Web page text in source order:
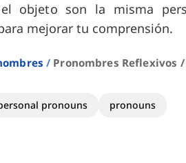
objeto son la misma
mejorar tu comprensión.
Pronombres Reflexivos
pronouns
pronouns